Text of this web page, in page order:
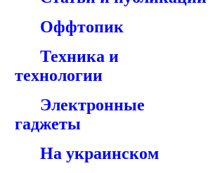
Оффтопик
Техника и
технологии
Электронные
гаджеты
На украинском